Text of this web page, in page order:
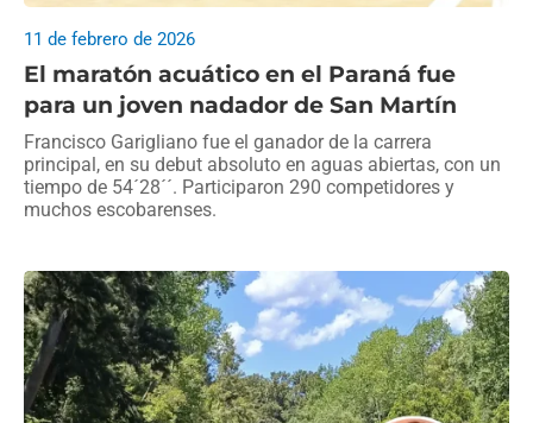
El maratón acuático en el Paraná fue
para un joven nadador de San Martín
11 de febrero de 2026
Francisco Garigliano fue el ganador de la carrera
principal, en su debut absoluto en aguas abiertas, con un
tiempo de 54´28´´. Participaron 290 competidores y
muchos escobarenses.